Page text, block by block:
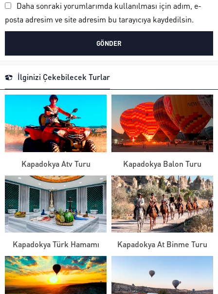
Daha sonraki yorumlarımda kullanılması için adım, e-
posta adresim ve site adresim bu tarayıcıya kaydedilsin.
İlginizi Çekebilecek Turlar
Kapadokya Atv Turu Kapadokya Balon Turu
Kapadokya Türk Hamamı Kapadokya At Binme Turu